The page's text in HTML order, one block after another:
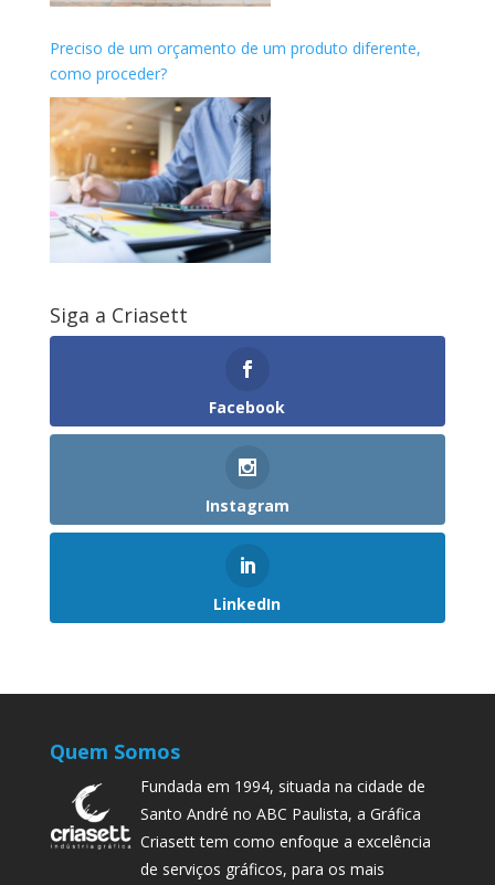
Preciso de um orçamento de um produto diferente,
como proceder?
Siga a Criasett
Facebook
Instagram
LinkedIn
Quem Somos
Fundada em 1994, situada na cidade de
Santo André no ABC Paulista, a Gráfica
Criasett tem como enfoque a excelência
de serviços gráficos, para os mais